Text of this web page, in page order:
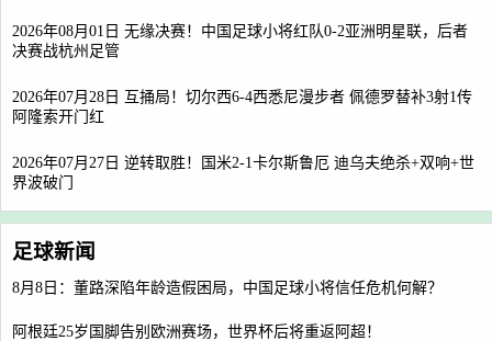
2026年08月01日 无缘决赛！中国足球小将红队0-2亚洲明星联，后者
决赛战杭州足管
2026年07月28日 互捅局！切尔西6-4西悉尼漫步者 佩德罗替补3射1传
阿隆索开门红
2026年07月27日 逆转取胜！国米2-1卡尔斯鲁厄 迪乌夫绝杀+双响+世
界波破门
足球新闻
8月8日：董路深陷年龄造假困局，中国足球小将信任危机何解？
阿根廷25岁国脚告别欧洲赛场，世界杯后将重返阿超！